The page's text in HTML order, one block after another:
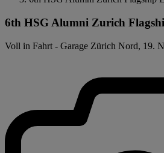
6th HSG Alumni Zurich
Voll in Fahrt - Garage Zürich Nord, 19.